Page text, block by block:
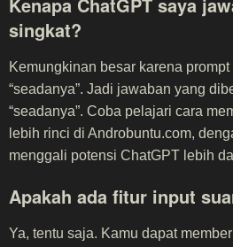
singkat?
Kemungkinan besar karena
“seadanya”. Jadi jawaban yang
“seadanya”. Coba pelajari cara
lebih rinci di Androbuntu.com,
menggali potensi ChatGPT lebih
Apakah ada fitur input
Ya, tentu saja. Kamu dapat